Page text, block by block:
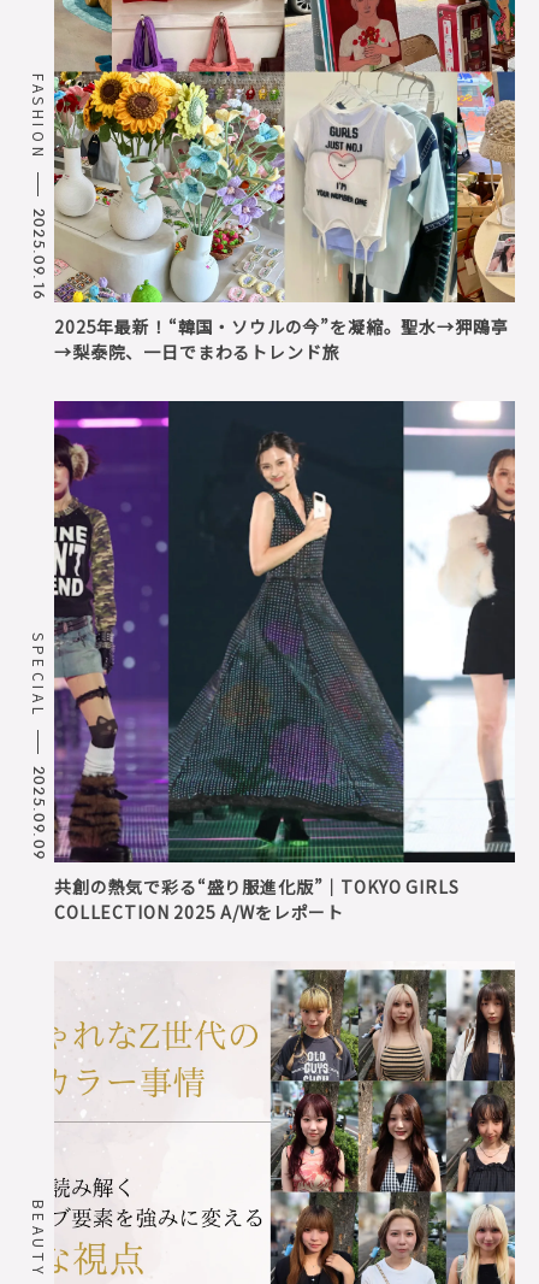
FASHION
2025.09.16
2025年最新！“韓国・ソウルの今”を凝縮。聖水→狎鴎亭
→梨泰院、一日でまわるトレンド旅
SPECIAL
2025.09.09
共創の熱気で彩る“盛り服進化版”｜TOKYO GIRLS
COLLECTION 2025 A/Wをレポート
BEAUTY